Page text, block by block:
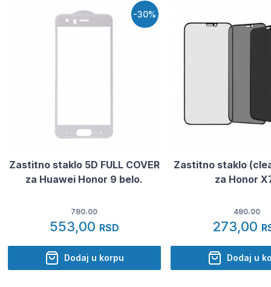
-30%
Zastitno staklo 5D FULL COVER
za Huawei Honor 9 belo.
790.00
553,00 RSD
Dodaj u korpu
Zastitno staklo
za Honor
490.00
273,00
Dodaj u